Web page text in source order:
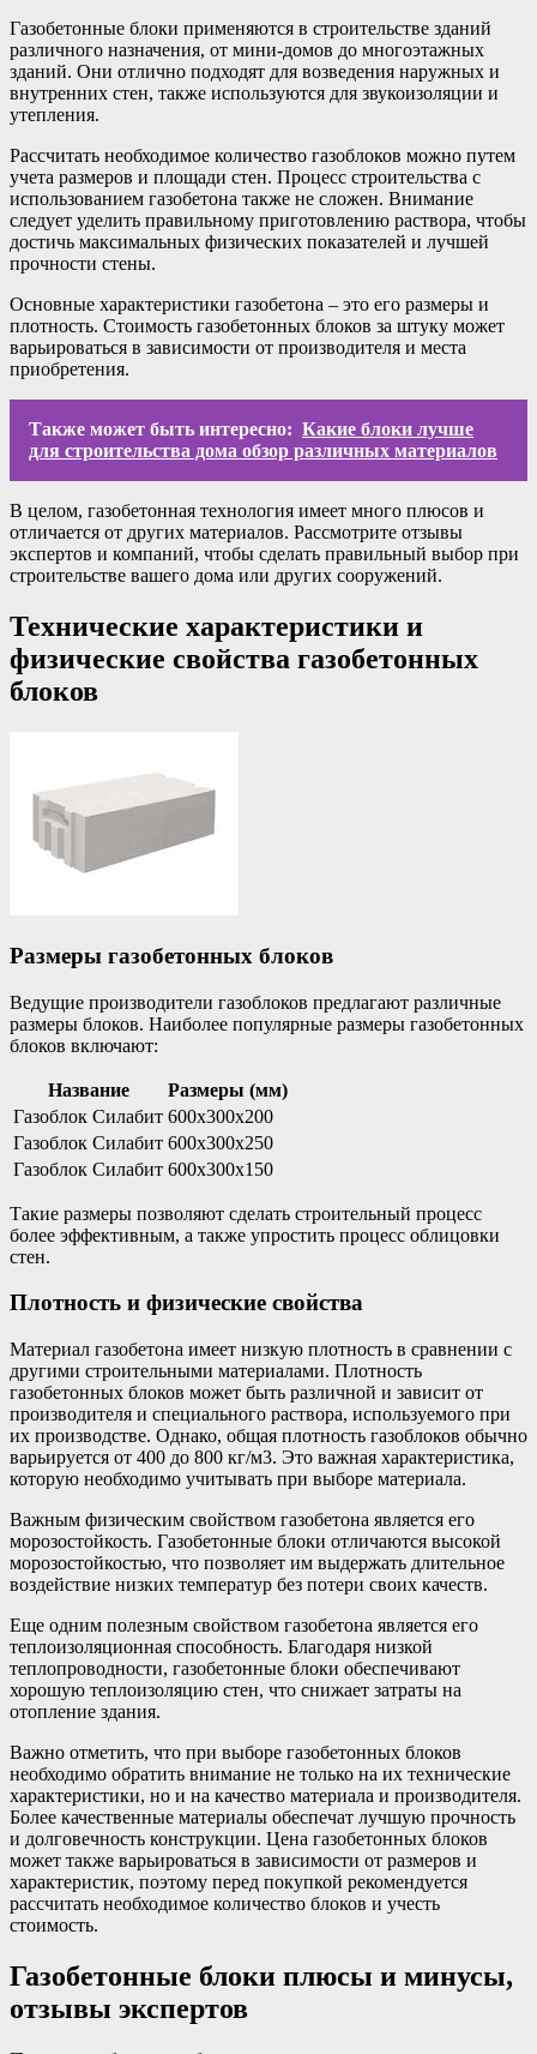
Газобетонные блоки применяются в строительстве зданий
различного назначения, от мини-домов до многоэтажных
зданий. Они отлично подходят для возведения наружных и
внутренних стен, также используются для звукоизоляции и
утепления.
Рассчитать необходимое количество газоблоков можно путем
учета размеров и площади стен. Процесс строительства с
использованием газобетона также не сложен. Внимание
следует уделить правильному приготовлению раствора, чтобы
достичь максимальных физических показателей и лучшей
прочности стены.
Основные характеристики газобетона – это его размеры и
плотность. Стоимость газобетонных блоков за штуку может
варьироваться в зависимости от производителя и места
приобретения.
Также может быть интересно: Какие блоки лучше
для строительства дома обзор различных материалов
В целом, газобетонная технология имеет много плюсов и
отличается от других материалов. Рассмотрите отзывы
экспертов и компаний, чтобы сделать правильный выбор при
строительстве вашего дома или других сооружений.
Технические характеристики и
физические свойства газобетонных
блоков
Размеры газобетонных блоков
Ведущие производители газоблоков предлагают различные
размеры блоков. Наиболее популярные размеры газобетонных
блоков включают:
Название
Размеры (мм)
Газоблок Силабит 600x300x200
Газоблок Силабит 600x300x250
Газоблок Силабит 600x300x150
Такие размеры позволяют сделать строительный процесс
более эффективным, а также упростить процесс облицовки
стен.
Плотность и физические свойства
Материал газобетона имеет низкую плотность в сравнении с
другими строительными материалами. Плотность
газобетонных блоков может быть различной и зависит от
производителя и специального раствора, используемого при
их производстве. Однако, общая плотность газоблоков обычно
варьируется от 400 до 800 кг/м3. Это важная характеристика,
которую необходимо учитывать при выборе материала.
Важным физическим свойством газобетона является его
морозостойкость. Газобетонные блоки отличаются высокой
морозостойкостью, что позволяет им выдержать длительное
воздействие низких температур без потери своих качеств.
Еще одним полезным свойством газобетона является его
теплоизоляционная способность. Благодаря низкой
теплопроводности, газобетонные блоки обеспечивают
хорошую теплоизоляцию стен, что снижает затраты на
отопление здания.
Важно отметить, что при выборе газобетонных блоков
необходимо обратить внимание не только на их технические
характеристики, но и на качество материала и производителя.
Более качественные материалы обеспечат лучшую прочность
и долговечность конструкции. Цена газобетонных блоков
может также варьироваться в зависимости от размеров и
характеристик, поэтому перед покупкой рекомендуется
рассчитать необходимое количество блоков и учесть
стоимость.
Газобетонные блоки плюсы и минусы,
отзывы экспертов